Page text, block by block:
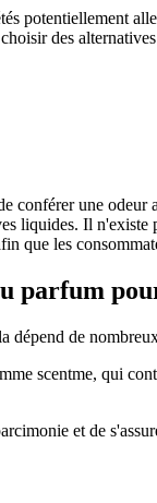
potentiellement
des
une
Il
que les
parfum
de
scentme, qui
et de